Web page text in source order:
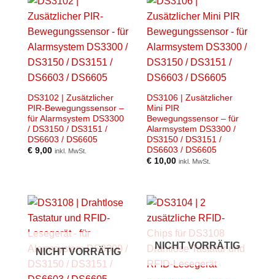
DS3102 | Zusätzlicher
PIR-Bewegungssensor –
für Alarmsystem DS3300
/ DS3150 / DS3151 /
DS6603 / DS6605
€ 9,00 inkl. MwSt.
DS3106 | Zusätzlicher
Mini PIR
Bewegungssensor – für
Alarmsystem DS3300 /
DS3150 / DS3151 /
DS6603 / DS6605
€ 10,00 inkl. MwSt.
NICHT VORRÄTIG
NICHT VORRÄTIG